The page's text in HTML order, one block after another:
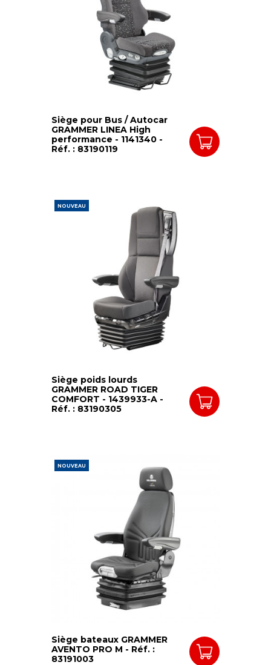
Siège pour Bus / Autocar
GRAMMER LINEA High
performance - 1141340 -
Réf. : 83190119
NOUVEAU
Siège poids lourds
GRAMMER ROAD TIGER
COMFORT - 1439933-A -
Réf. : 83190305
NOUVEAU
Siège bateaux GRAMMER
AVENTO PRO M - Réf. :
83191003